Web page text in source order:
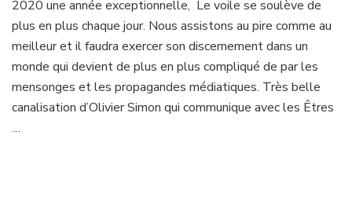
une
année
exceptionnelle
2020 une année exceptionnelle, Le voile se soulève de
plus en plus chaque jour. Nous assistons au pire comme au
meilleur et il faudra exercer son discernement dans un
monde qui devient de plus en plus compliqué de par les
mensonges et les propagandes médiatiques. Très belle
canalisation d’Olivier Simon qui communique avec les Êtres
…